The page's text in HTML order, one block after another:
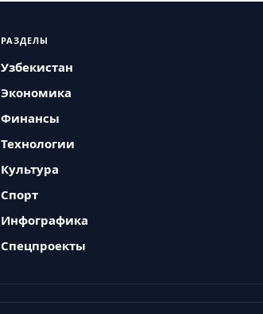
РАЗДЕЛЫ
Узбекистан
Экономика
Финансы
Технологии
Культура
Спорт
Инфографика
Спецпроекты